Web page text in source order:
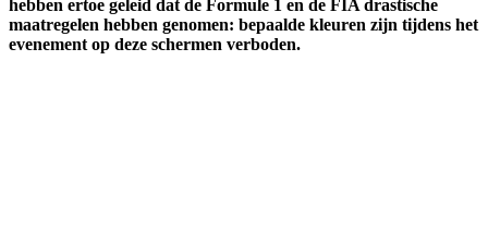
hebben ertoe geleid dat de Formule 1 en de FIA drastische
maatregelen hebben genomen: bepaalde kleuren zijn tijdens het
evenement op deze schermen verboden.